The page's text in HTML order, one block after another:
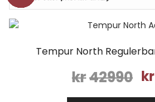
Tempur North
kr42990 kr